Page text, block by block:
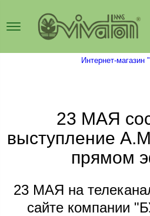
Интернет-магазин
23 МАЯ
выступление
прямом
23 МАЯ на
сайте компании